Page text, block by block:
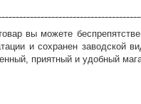
вы можете
и сохранен заводской
приятный и удобный